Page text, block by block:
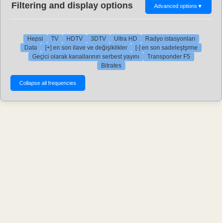
Filtering and display options Advanced options ▼
Hepsi TV HDTV 3DTV Ultra HD
Radyo istasyonları
Data
[+] en son ilave ve değişiklikler
[-] en son sadeleştşrme
Geçici olarak kanallarının serbest yayını
Transponder F5
Bitrates